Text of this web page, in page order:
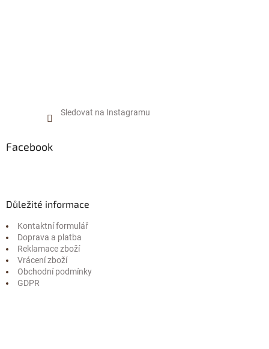
Sledovat na Instagramu
Facebook
Důležité informace
Kontaktní formulář
Doprava a platba
Reklamace zboží
Vrácení zboží
Obchodní podmínky
GDPR